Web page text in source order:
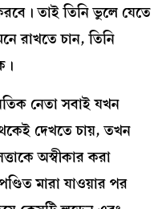
তাই তিনি ভুলে যেতে
রাখতে চান, তিনি
নেতা সবাই যখন
দেখতে চায়, তখন
অস্বীকার করা
মারা যাওয়ার পর